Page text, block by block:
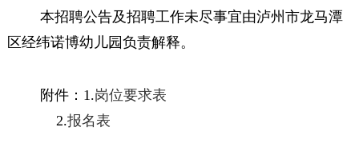
本招聘公告及招聘工作未尽事宜由泸州市龙马潭
区经纬诺博幼儿园 负责解释。
附件： 1.岗位要求表
2.报名表